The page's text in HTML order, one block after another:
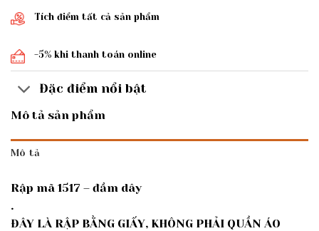
Tích điểm tất cả sản phẩm
-5% khi thanh toán online
Đặc điểm nổi bật
Mô tả sản phẩm
Mô tả
Rập mã 1517 – đầm dây
.
ĐÂY LÀ RẬP BẰNG GIẤY, KHÔNG PHẢI QUẦN ÁO